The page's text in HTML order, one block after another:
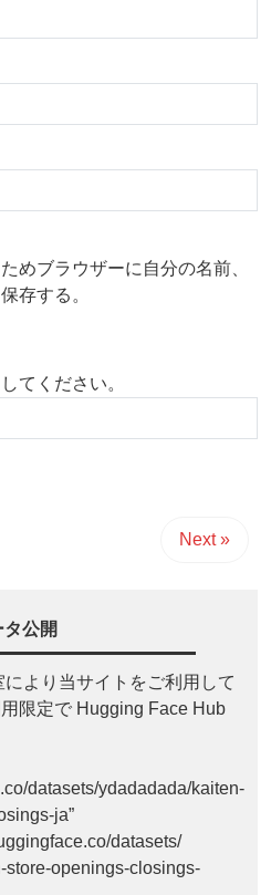
めブラウザーに自分の名前、
存する。
てください。
Next »
公開
より当サイトをご利用して
限定で Hugging Face Hub
datasets/ydadadada/kaiten-
ja”
datasets/
openings-closings-